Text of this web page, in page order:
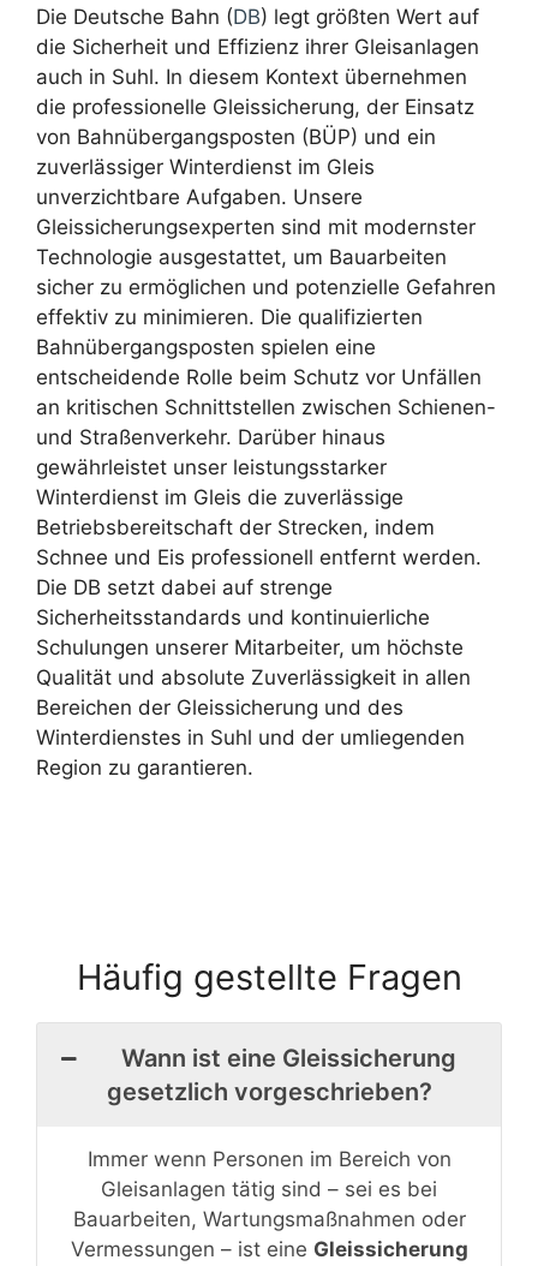
Die Deutsche Bahn (DB) legt größten Wert auf
die Sicherheit und Effizienz ihrer Gleisanlagen
auch in Suhl. In diesem Kontext übernehmen
die professionelle Gleissicherung, der Einsatz
von Bahnübergangsposten (BÜP) und ein
zuverlässiger Winterdienst im Gleis
unverzichtbare Aufgaben. Unsere
Gleissicherungsexperten sind mit modernster
Technologie ausgestattet, um Bauarbeiten
sicher zu ermöglichen und potenzielle Gefahren
effektiv zu minimieren. Die qualifizierten
Bahnübergangsposten spielen eine
entscheidende Rolle beim Schutz vor Unfällen
an kritischen Schnittstellen zwischen Schienen-
und Straßenverkehr. Darüber hinaus
gewährleistet unser leistungsstarker
Winterdienst im Gleis die zuverlässige
Betriebsbereitschaft der Strecken, indem
Schnee und Eis professionell entfernt werden.
Die DB setzt dabei auf strenge
Sicherheitsstandards und kontinuierliche
Schulungen unserer Mitarbeiter, um höchste
Qualität und absolute Zuverlässigkeit in allen
Bereichen der Gleissicherung und des
Winterdienstes in Suhl und der umliegenden
Region zu garantieren.
Häufig gestellte Fragen
Wann ist eine Gleissicherung
gesetzlich vorgeschrieben?
Immer wenn Personen im Bereich von
Gleisanlagen tätig sind – sei es bei
Bauarbeiten, Wartungsmaßnahmen oder
Vermessungen – ist eine Gleissicherung